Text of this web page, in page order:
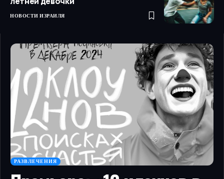
НОВОСТИ ИЗРАИЛЯ
РАЗВЛЕЧЕНИЯ